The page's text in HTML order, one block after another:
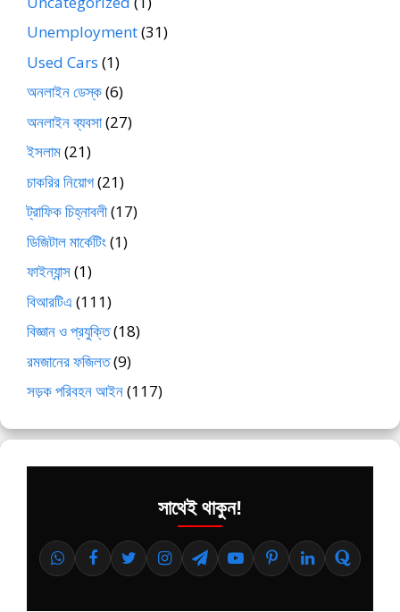
Unemployment(31)
Used Cars (1)
অনলাইন ডেস্ক(6)
অনলাইন ব্যবসা(27)
ইসলাম(21)
চাকরির নিয়োগ(21)
ট্রাফিক চিহ্নাবলী(17)
ডিজিটাল মার্কেটিং(1)
ফাইন্যান্স(1)
বিআরটিএ (111)
বিজ্ঞান ও প্রযুক্তি(18)
রমজানের ফজিলত(9)
সড়ক পরিবহন আইন(117)
সাথেই থাকুন!